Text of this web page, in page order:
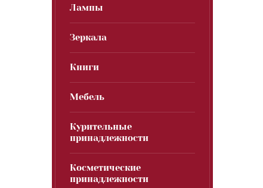
Лампы
Зеркала
Книги
Мебель
Курительные
принадлежности
Косметические
принадлежности